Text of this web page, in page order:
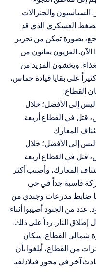
السياسيون والجنرالات
العسكري الذي قد
بصورة تمكن من تحرير
الغزيون يعانون من
ويخشون المزيد من
على بقايا قيادة حماس،
القطاع.
ليس إلى الأفضل؛ خلال
قتل في القطاع أربعة
المعارك
ليس إلى الأفضل؛ خلال
قتل في القطاع أربعة
المعارك، وأصيب أكثر
قاسية جداً في حي
ضابط مدرعات وجندي من
من الجنود أصيبوا أثناء
إطلاق النار. رداً على ذلك،
شمالي القطاع. سكان
من القطاع، أبلغوا بأن
آخر في محور فيلادلفيا